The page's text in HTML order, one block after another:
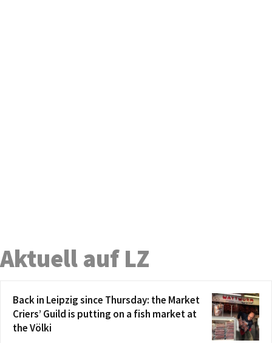
Aktuell auf LZ
Back in Leipzig since Thursday: the Market
Criers’ Guild is putting on a fish market at
the Völki